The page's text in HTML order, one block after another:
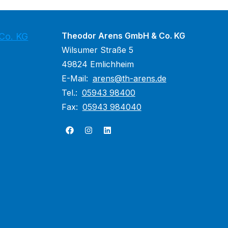
KG
Theodor Arens GmbH & Co. KG
Wilsumer Straße 5
49824 Emlichheim
E-Mail: arens@th-arens.de
Tel.: 05943 98400
Fax: 05943 984040